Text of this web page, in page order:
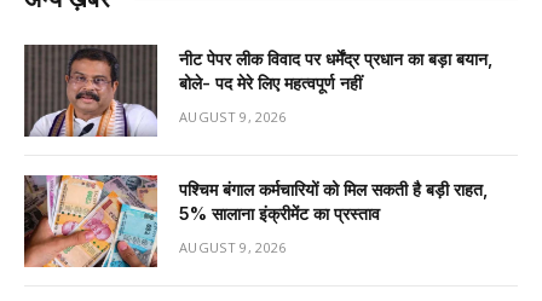
नीट पेपर लीक विवाद पर धर्मेंद्र प्रधान का बड़ा बयान,
बोले- पद मेरे लिए महत्वपूर्ण नहीं
AUGUST 9, 2026
पश्चिम बंगाल कर्मचारियों को मिल सकती है बड़ी राहत,
5% सालाना इंक्रीमेंट का प्रस्ताव
AUGUST 9, 2026